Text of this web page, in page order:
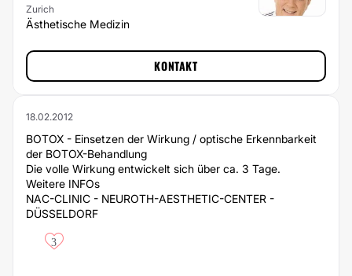
Zurich
Ästhetische Medizin
KONTAKT
18.02.2012
BOTOX - Einsetzen der Wirkung / optische Erkennbarkeit
der BOTOX-Behandlung
Die volle Wirkung entwickelt sich über ca. 3 Tage.
Weitere INFOs
NAC-CLINIC - NEUROTH-AESTHETIC-CENTER -
DÜSSELDORF
3